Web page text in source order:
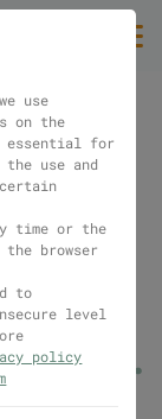
Min.
use
on the
essential for
use and
time or the
browser
to
level
policy